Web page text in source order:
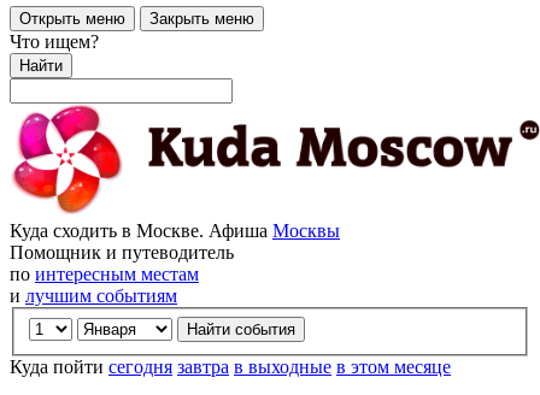
Открыть меню Закрыть меню
Что ищем?
Найти
Куда сходить в Москве. Афиша Москвы
Помощник и путеводитель
по интересным местам
и лучшим событиям
Куда пойти сегодня завтра в выходные в этом месяце